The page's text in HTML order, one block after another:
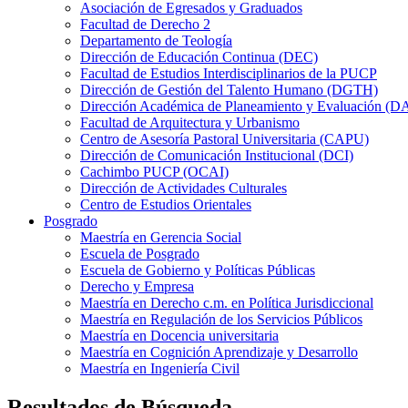
Asociación de Egresados y Graduados
Facultad de Derecho 2
Departamento de Teología
Dirección de Educación Continua (DEC)
Facultad de Estudios Interdisciplinarios de la PUCP
Dirección de Gestión del Talento Humano (DGTH)
Dirección Académica de Planeamiento y Evaluación
Facultad de Arquitectura y Urbanismo
Centro de Asesoría Pastoral Universitaria (CAPU)
Dirección de Comunicación Institucional (DCI)
Cachimbo PUCP (OCAI)
Dirección de Actividades Culturales
Centro de Estudios Orientales
Posgrado
Maestría en Gerencia Social
Escuela de Posgrado
Escuela de Gobierno y Políticas Públicas
Derecho y Empresa
Maestría en Derecho c.m. en Política Jurisdiccional
Maestría en Regulación de los Servicios Públicos
Maestría en Docencia universitaria
Maestría en Cognición Aprendizaje y Desarrollo
Maestría en Ingeniería Civil